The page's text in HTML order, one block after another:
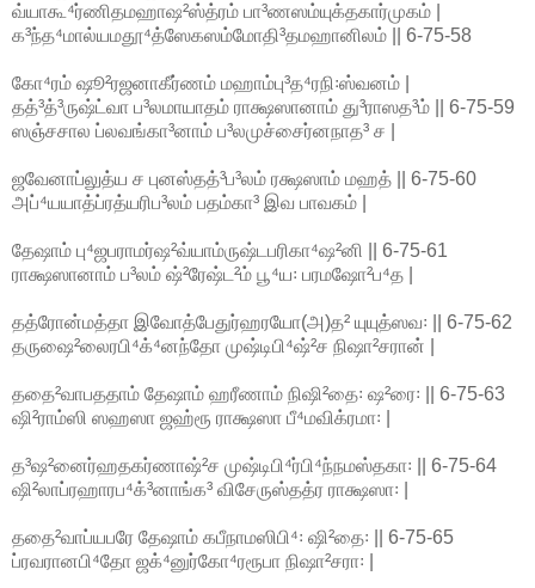
வ்யாகூ⁴ர்ணிதமஹாஷ²ஸ்த்ரம் பா³ணஸம்யுக்தகார்முகம் |
க³ந்த⁴மால்யமதூ⁴த்ஸேகஸம்மோதி³தமஹானிலம் || 6-75-58
கோ⁴ரம் ஷூ²ரஜனாகீர்ணம் மஹாம்பு³த⁴ரநி꞉ஸ்வனம் |
தத்³த்³ருஷ்ட்வா ப³லமாயாதம் ராக்ஷஸானாம் து³ராஸத³ம் || 6-75-59
ஸஞ்சசால ப்லவங்கா³னாம் ப³லமுச்சைர்னநாத³ ச |
ஜவேனாப்லுத்ய ச புனஸ்தத்³ப³லம் ரக்ஷஸாம் மஹத் || 6-75-60
அப்⁴யயாத்ப்ரத்யரிப³லம் பதம்கா³ இவ பாவகம் |
தேஷாம் பு⁴ஜபராமர்ஷ²வ்யாம்ருஷ்டபரிகா⁴ஷ²னி || 6-75-61
ராக்ஷஸானாம் ப³லம் ஷ்²ரேஷ்ட²ம் பூ⁴ய꞉ பரமஷோ²ப⁴த |
தத்ரோன்மத்தா இவோத்பேதுர்ஹரயோ(அ)த² யுயுத்ஸவ꞉ || 6-75-62
தருஷை²லைரபி⁴க்⁴னந்தோ முஷ்டிபி⁴ஷ்²ச நிஷா²சரான் |
ததை²வாபததாம் தேஷாம் ஹரீணாம் நிஷி²தை꞉ ஷ²ரை꞉ || 6-75-63
ஷி²ராம்ஸி ஸஹஸா ஜஹ்ரூ ராக்ஷஸா பீ⁴மவிக்ரமா꞉ |
த³ஷ²னைர்ஹதகர்ணாஷ்²ச முஷ்டிபி⁴ர்பி⁴ந்நமஸ்தகா꞉ || 6-75-64
ஷி²லாப்ரஹாரப⁴க்³னாங்க³ விசேருஸ்தத்ர ராக்ஷஸா꞉ |
ததை²வாப்யபரே தேஷாம் கபீநாமஸிபி⁴꞉ ஷி²தை꞉ || 6-75-65
ப்ரவரானபி⁴தோ ஜக்⁴னுர்கோ⁴ரரூபா நிஷா²சரா꞉ |